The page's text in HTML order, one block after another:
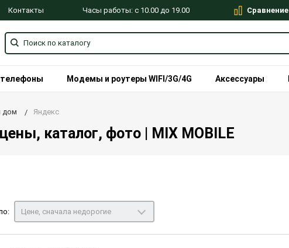
Контакты Часы работы: с 10.00 до 19.00 Сравнение
Модемы и роутеры WIFI/3G/4G Аксессуары
дом Яндекс
каталог, фото | MIX MOBILE
Цене, сначала недорогие